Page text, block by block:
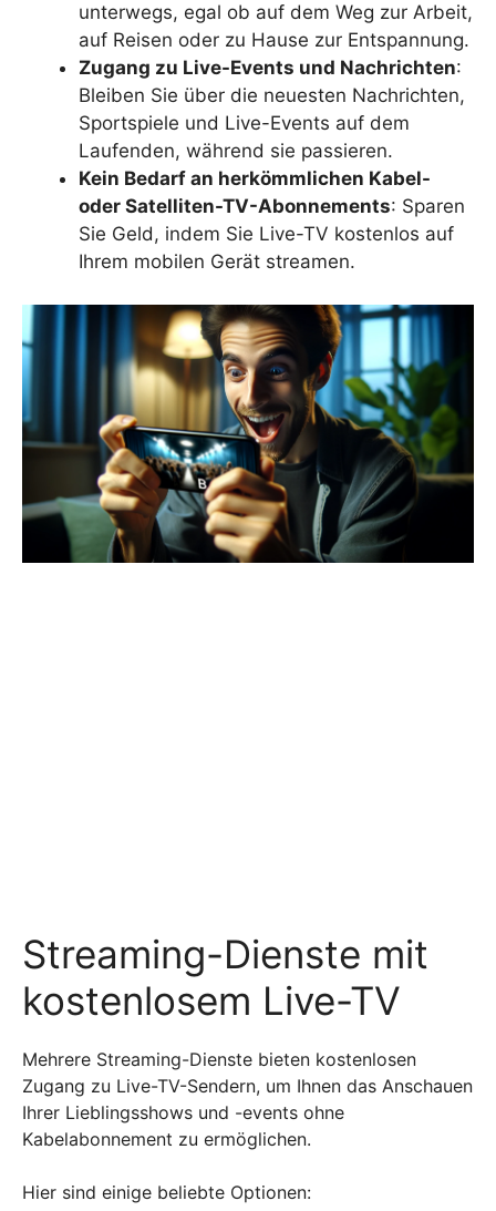
unterwegs, egal ob auf dem Weg zur Arbeit,
auf Reisen oder zu Hause zur Entspannung.
Zugang zu Live-Events und Nachrichten:
Bleiben Sie über die neuesten Nachrichten,
Sportspiele und Live-Events auf dem
Laufenden, während sie passieren.
Kein Bedarf an herkömmlichen Kabel-
oder Satelliten-TV-Abonnements: Sparen
Sie Geld, indem Sie Live-TV kostenlos auf
Ihrem mobilen Gerät streamen.
Streaming-Dienste mit
kostenlosem Live-TV
Mehrere Streaming-Dienste bieten kostenlosen
Zugang zu Live-TV-Sendern, um Ihnen das Anschauen
Ihrer Lieblingsshows und -events ohne
Kabelabonnement zu ermöglichen.
Hier sind einige beliebte Optionen: